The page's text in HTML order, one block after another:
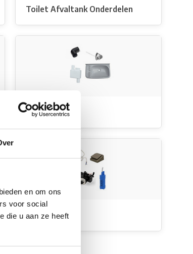
en om ons
voor social
die u aan ze heeft
Toilet Afvaltank Onderdelen
Wastafels
Waterpompen